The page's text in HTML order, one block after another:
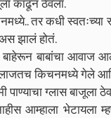
काढून ठेवला.
तर कधी
झालं होतं.
बाहेरून बाबांचा
किचनमध्ये गेले
ग्लास बाजूला
आम्हाला